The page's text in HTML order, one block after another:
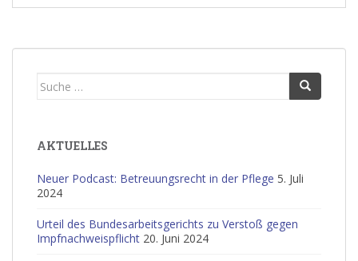
Suche
AKTUELLES
Neuer Podcast: Betreuungsrecht in der Pflege 5. Juli
2024
Urteil des Bundesarbeitsgerichts zu Verstoß gegen
Impfnachweispflicht 20. Juni 2024